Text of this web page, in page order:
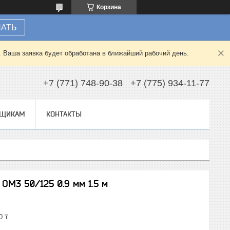
Корзина
заявка будет обработана в ближайший рабочий день.
+7 (771) 748-90-38 +7 (775) 934-11-77
КОНТАКТЫ
OM3 50/125 0.9 мм 1.5 м
₸